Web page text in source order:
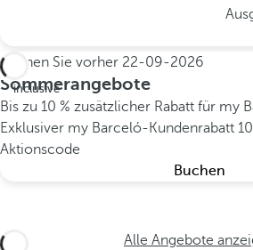
inclusive
Buchen Sie vorher 22-09-2026
Sommerangebote
Bis zu 10 % zusätzlicher Rabatt für my
Exklusiver my Barceló-Kundenrabatt
Aktionscode
Buchen
Alle Angebote